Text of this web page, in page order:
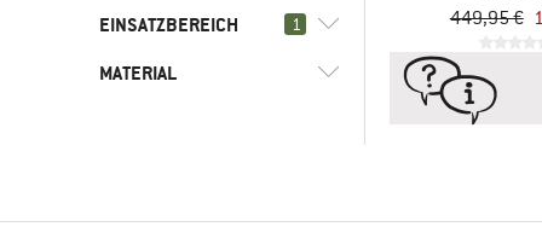
EINSATZBEREICH 1
Skitouren
MATERIAL
449,95 €